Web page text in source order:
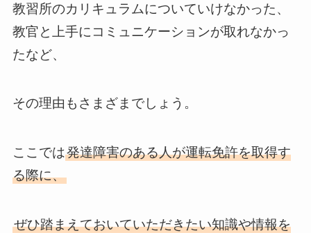
教習所のカリキュラムについていけなかった、
教官と上手にコミュニケーションが取れなかっ
たなど、
その理由もさまざまでしょう。
ここでは発達障害のある人が運転免許を取得す
る際に、
ぜひ踏まえておいていただきたい知識や情報を